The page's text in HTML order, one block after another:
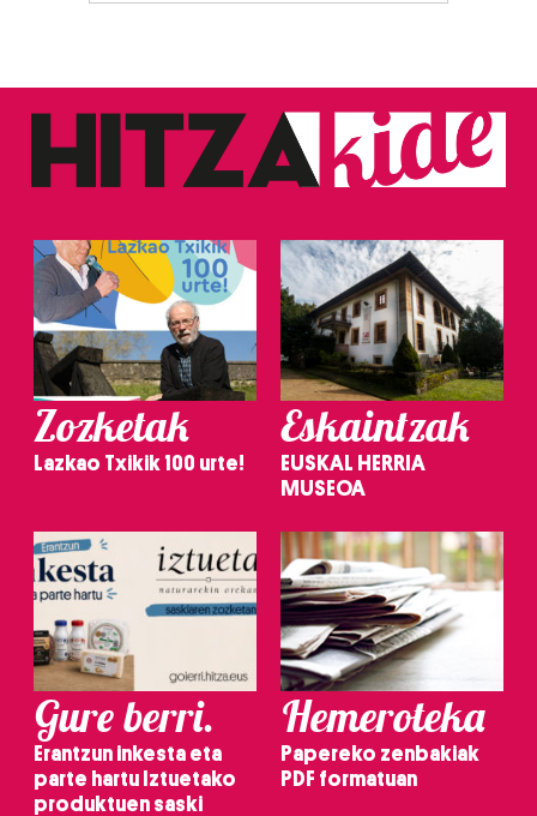
Zozketak
Lazkao Txikik 100 urte!
Eskaintzak
EUSKAL HERRIA
MUSEOA
Gure berri.
Erantzun inkesta eta
parte hartu Iztuetako
produktuen saski
Hemeroteka
Papereko zenbakiak
PDF formatuan